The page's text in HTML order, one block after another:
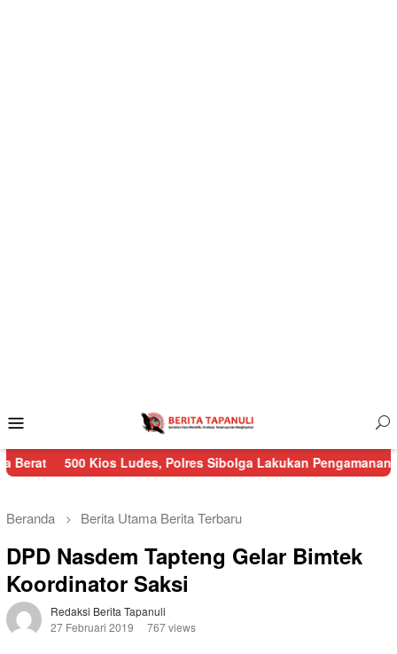
Mobile
Kios Ludes, Polres Sibolga Lakukan Pengamanan Kebakaran
Beranda Berita Utama Berita Terbaru
DPD Nasdem Tapteng Gelar Bimtek
Koordinator Saksi
Redaksi Berita Tapanuli
27 Februari 2019
767 views